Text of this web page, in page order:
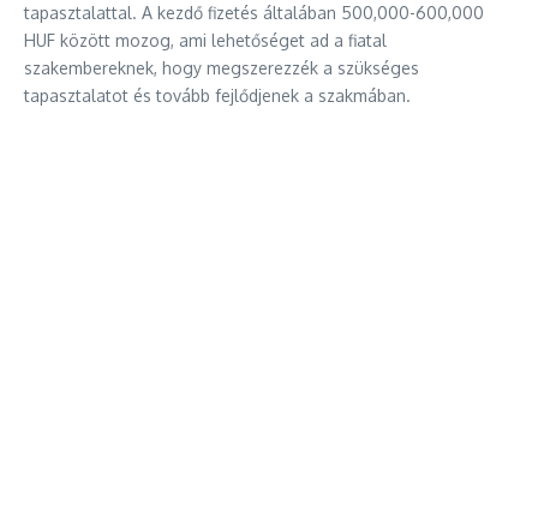
tapasztalattal. A kezdő fizetés általában 500,000-600,000
HUF között mozog, ami lehetőséget ad a fiatal
szakembereknek, hogy megszerezzék a szükséges
tapasztalatot és tovább fejlődjenek a szakmában.